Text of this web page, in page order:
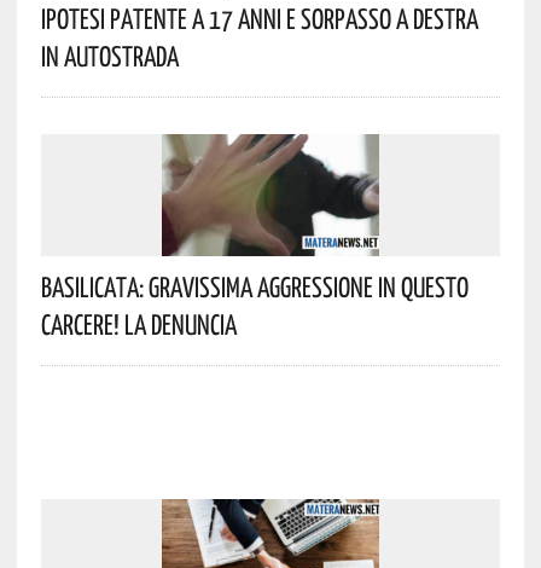
Ipotesi Patente A 17 Anni E Sorpasso A Destra
In Autostrada
Basilicata: Gravissima Aggressione In Questo
Carcere! La Denuncia